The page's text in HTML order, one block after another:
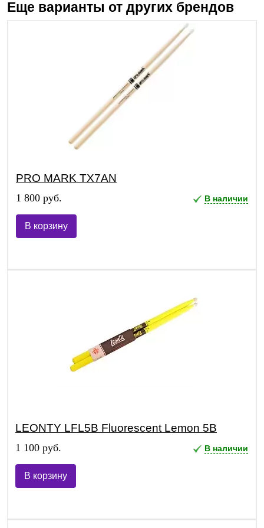
Еще варианты от других брендов
PRO MARK TX7AN
1 800 руб. В наличии
В корзину
LEONTY LFL5B Fluorescent Lemon 5B
1 100 руб. В наличии
В корзину